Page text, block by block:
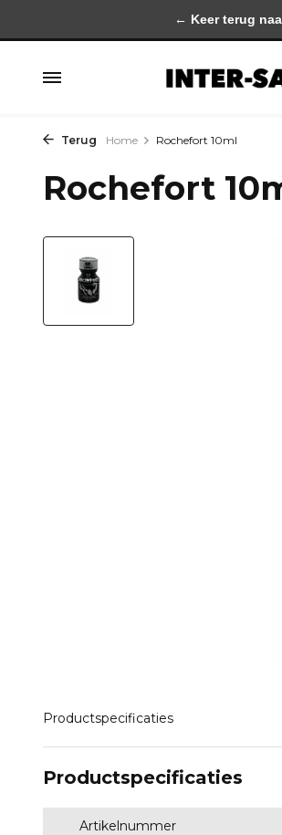
Terug Home Rochefort 10ml
Rochefort
Productspecificaties
Productspecificaties
Artikelnummer
← Keer terug